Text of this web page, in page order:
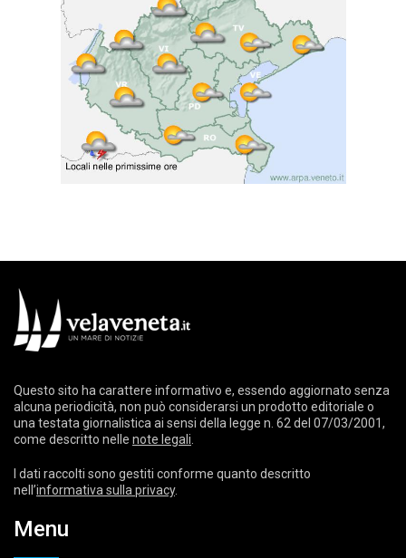
Questo sito ha carattere informativo e, essendo aggiornato senza
alcuna periodicità, non può considerarsi un prodotto editoriale o
una testata giornalistica ai sensi della legge n. 62 del 07/03/2001,
come descritto nelle note legali
I dati raccolti sono gestiti conforme quanto descritto
nell’informativa sulla privacy.
Menu